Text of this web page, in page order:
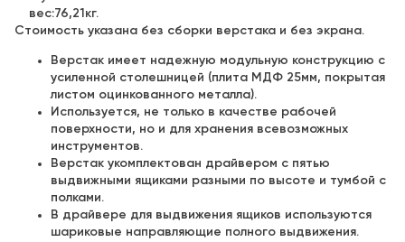
вес:76,21кг.
Стоимость указана без сборки верстака и без экрана.
Верстак имеет надежную модульную конструкцию с
усиленной столешницей (плита МДФ 25мм, покрытая
листом оцинкованного металла).
Используется, не только в качестве рабочей
поверхности, но и для хранения всевозможных
инструментов.
Верстак укомплектован драйвером с пятью
выдвижными ящиками разными по высоте и тумбой с
полками.
В драйвере для выдвижения ящиков используются
шариковые направляющие полного выдвижения.